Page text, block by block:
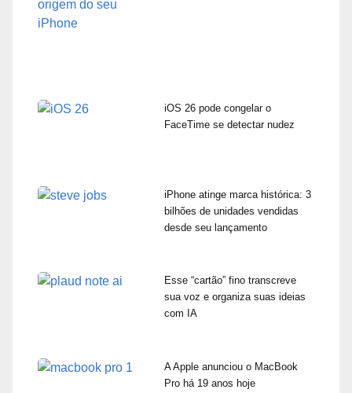
iOS 26 pode congelar o
FaceTime se detectar nudez
iPhone atinge marca histórica: 3
bilhões de unidades vendidas
desde seu lançamento
Esse “cartão” fino transcreve
sua voz e organiza suas ideias
com IA
A Apple anunciou o MacBook
Pro há 19 anos hoje